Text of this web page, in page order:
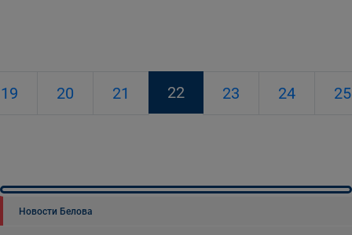
19 20 21 22 23 24 25
Новости Белова